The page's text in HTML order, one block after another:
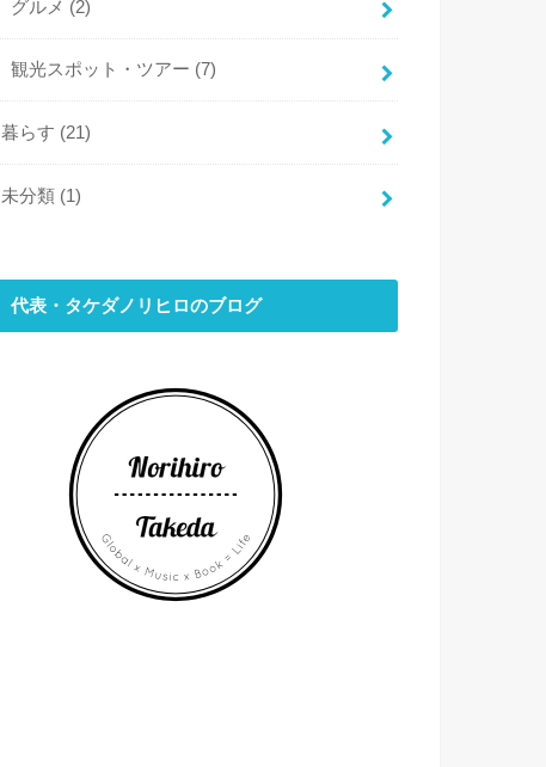
グルメ (2)
観光スポット・ツアー (7)
暮らす (21)
未分類 (1)
代表・タケダノリヒロのブログ